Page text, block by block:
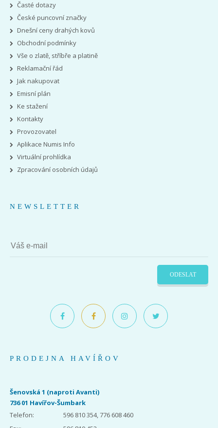
Časté dotazy
České puncovní značky
Dnešní ceny drahých kovů
Obchodní podmínky
Vše o zlatě, stříbře a platině
Reklamační řád
Jak nakupovat
Emisní plán
Ke stažení
Kontakty
Provozovatel
Aplikace Numis Info
Virtuální prohlídka
Zpracování osobních údajů
NEWSLETTER
ODESLAT
PRODEJNA HAVÍŘOV
Šenovská 1 (naproti Avanti)
736 01 Havířov-Šumbark
Telefon:
596 810 354, 776 608 460